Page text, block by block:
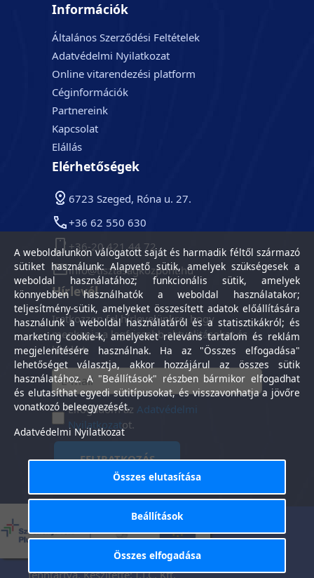
Információk
Általános Szerződési Feltételek
Adatvédelmi Nyilatkozat
Online vitarendezési platform
Céginformációk
Partnereink
Kapcsolat
Elállás
Elérhetőségek
6723 Szeged, Róna u. 27.
+36 62 550 630
+36-20 421 44 72
info@tisztasagkozpont.hu
Hírlevél
Iratkozzon fel hírlevelünkre, hogy
megkapja a legfrissebb aktualitásokat és
híreket.
Elfogadom azAdatvédelmi
Nyilatkozatot.
FELIRATKOZÁS
Tisztaság Központ Kft. © 2025. Minden jog
fenntartva. Készítette:I.T.C. Kft.
Általános Szerződési
Feltételek
-
tájékoztató
A weboldalunkon válogatott saját és harmadik féltől származó
sütiket használunk: Alapvető sütik, amelyek szükségesek a
weboldal használatához; funkcionális sütik, amelyek
könnyebben használhatók a weboldal használatakor;
teljesítmény-sütik, amelyeket összesített adatok előállítására
használunk a weboldal használatáról és a statisztikákról; és
marketing cookie-k, amelyeket releváns tartalom és reklám
megjelenítésére használnak. Ha az "Összes elfogadása"
lehetőséget választja, akkor hozzájárul az összes sütik
használatához. A "Beállítások" részben bármikor elfogadhat
és elutasíthat egyedi sütitípusokat, és visszavonhatja a jövőre
vonatkozó beleegyezését.
Adatvédelmi Nyilatkozat
Összes elutasítása
Beállítások
Összes elfogadása